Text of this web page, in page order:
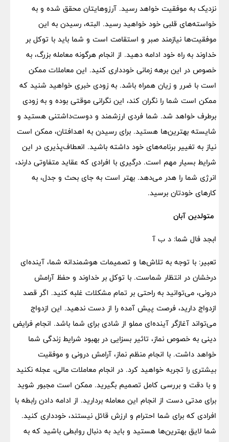
نزدیک به موفقیت خواهد رسید. آرزوهایتان محقق شده و به
خواسته‌های قلبی خود خواهید رسید. البته، رسیدن به این
موفقیت‌ها نیازمند صبر و استقامت است و شما باید با توکل بر
خداوند به راه خود ادامه دهید. از انجام هرگونه معامله بزرگ، به
خصوص در این برهه زمانی خودداری کنید. این معاملات ممکن
است با ضرر و زیان همراه باشد. به زودی خبری خواهید شنید که
ممکن است شما را نگران کند، این نگرانی موقتی بوده و به زودی
برطرف خواهد شد. شما فردی ارزشمند و دوست‌داشتنی هستید و
شایسته بهترین‌ها هستید. برای رسیدن به اهدافتان، ممکن است
نیاز به تغییر برنامه‌های خود داشته باشید. انعطاف‌پذیری در این
شرایط بسیار مهم است. درگیری با افرادی که عقاید متفاوتی دارند،
انرژی شما را هدر می‌دهد. بهتر است به جای بحث و جدل، به
کارهای خودتان برسید.
متولدین آبان
ابجد فال شما: د ب آ
تعبیر: با توجه به تلاش‌ها و تصمیمات هوشمندانه شما، آینده‌ای
درخشان در انتظار شماست. با توکل بر خداوند و حفظ آرامش
درونی، می‌توانید به راحتی بر تمام مشکلات غلبه کنید. اگر قصد
ازدواج دارید، فرصت پیش آمده را از دست ندهید. این ازدواج
می‌تواند آغازگر آینده‌ای مملو از شادی برای شما باشد. انجام فرایض
دینی به خصوص نماز، تاثیر بسزایی در بهبود شرایط زندگی شما
خواهد داشت. با انجام منظم نماز، آرامش درونی و موفقیت
بیشتری را تجربه خواهید کرد. در انجام معاملات مالی، عجله نکنید
و با دقت و بررسی کامل تصمیم بگیرید. ممکن است مجبور شوید
برای مدتی دست از انجام این معامله بردارید. از ادامه دادن رابطه با
افرادی که برای شما احترام و ارزش قائل نیستند، خودداری کنید.
شما لایق بهترین‌ها هستید و باید به دنبال روابطی باشید که به